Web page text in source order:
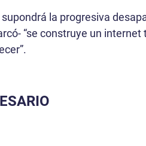
la progresiva
“se construye un